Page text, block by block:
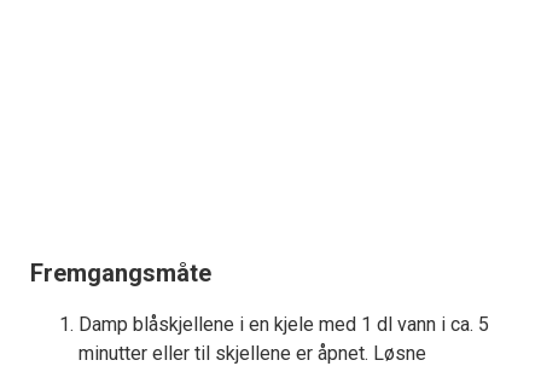
Fremgangsmåte
Damp blåskjellene i en kjele med 1 dl vann i ca. 5
minutter eller til skjellene er åpnet. Løsne